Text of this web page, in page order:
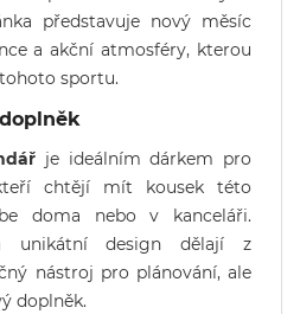
představuje nový měsíc
a akční atmosféry, kterou
sportu.
je ideálním dárkem pro
chtějí mít kousek této
doma nebo v kanceláři.
unikátní design dělají z
nástroj pro plánování, ale
doplněk.